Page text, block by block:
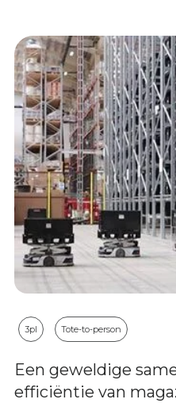
3pl Tote-to-person
Een geweldige
efficiëntie van